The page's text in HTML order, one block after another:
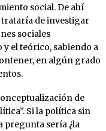
social. De ahí
trataría de investigar
sociales
el teórico, sabiendo a
en algún grado
de
Si la política sin
pregunta sería ¿la